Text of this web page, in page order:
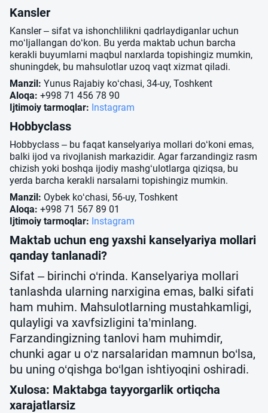
Kansler
Kansler – sifat va ishonchlilikni qadrlaydiganlar uchun
mo‘ljallangan do‘kon. Bu yerda maktab uchun barcha
kerakli buyumlarni maqbul narxlarda topishingiz mumkin,
shuningdek, bu mahsulotlar uzoq vaqt xizmat qiladi.
Manzil: Yunus Rajabiy ko‘chasi, 34-uy, Toshkent
Aloqa: +998 71 456 78 90
Ijtimoiy tarmoqlar: Instagram
Hobbyclass
Hobbyclass – bu faqat kanselyariya mollari do‘koni emas,
balki ijod va rivojlanish markazidir. Agar farzandingiz rasm
chizish yoki boshqa ijodiy mashg‘ulotlarga qiziqsa, bu
yerda barcha kerakli narsalarni topishingiz mumkin.
Manzil: Oybek ko‘chasi, 56-uy, Toshkent
Aloqa: +998 71 567 89 01
Ijtimoiy tarmoqlar: Instagram
Maktab uchun eng yaxshi kanselyariya mollari
qanday tanlanadi?
Sifat – birinchi o‘rinda. Kanselyariya mollari
tanlashda ularning narxigina emas, balki sifati
ham muhim. Mahsulotlarning mustahkamligi,
qulayligi va xavfsizligini ta’minlang.
Farzandingizning tanlovi ham muhimdir,
chunki agar u o‘z narsalaridan mamnun bo‘lsa,
bu uning o‘qishga bo‘lgan ishtiyoqini oshiradi.
Xulosa: Maktabga tayyorgarlik ortiqcha
xarajatlarsiz